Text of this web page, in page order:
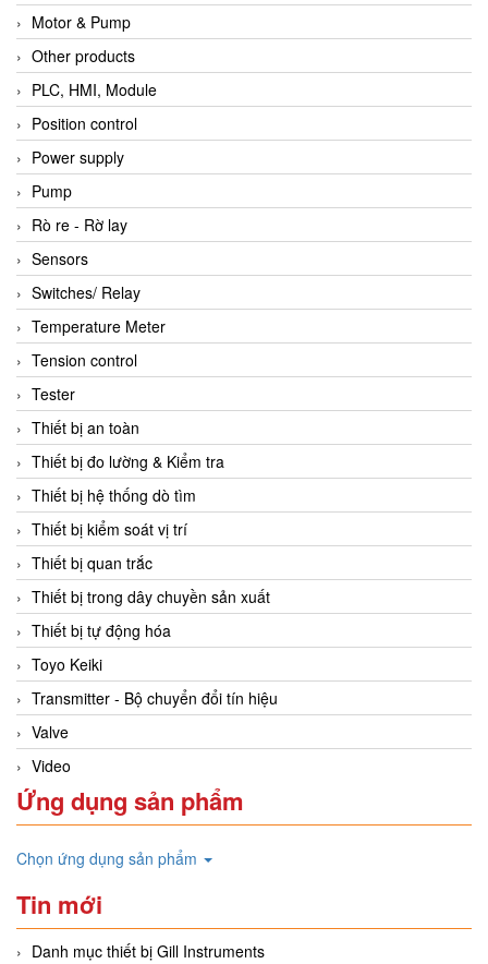
Motor & Pump
Other products
PLC, HMI, Module
Position control
Power supply
Pump
Rò re - Rờ lay
Sensors
Switches/ Relay
Temperature Meter
Tension control
Tester
Thiết bị an toàn
Thiết bị đo lường & Kiểm tra
Thiết bị hệ thống dò tìm
Thiết bị kiểm soát vị trí
Thiết bị quan trắc
Thiết bị trong dây chuyền sản xuất
Thiết bị tự động hóa
Toyo Keiki
Transmitter - Bộ chuyển đổi tín hiệu
Valve
Video
Ứng dụng sản phẩm
Chọn ứng dụng sản phẩm
Tin mới
Danh mục thiết bị Gill Instruments